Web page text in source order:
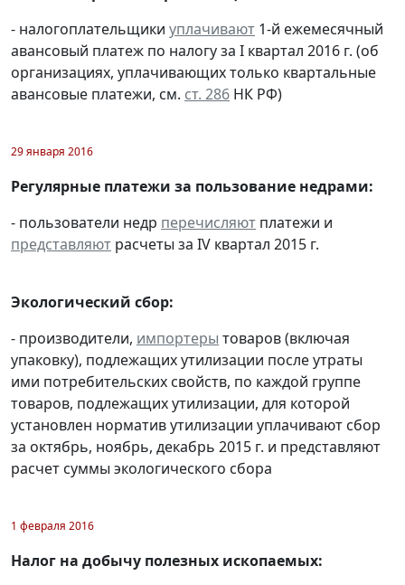
- налогоплательщики уплачивают 1-й ежемесячный
авансовый платеж по налогу за I квартал 2016 г. (об
организациях, уплачивающих только квартальные
авансовые платежи, см. ст. 286 НК РФ)
29 января 2016
Регулярные платежи за пользование недрами:
- пользователи недр перечисляют платежи и
представляют расчеты за IV квартал 2015 г.
Экологический сбор:
- производители, импортеры товаров (включая
упаковку), подлежащих утилизации после утраты
ими потребительских свойств, по каждой группе
товаров, подлежащих утилизации, для которой
установлен норматив утилизации уплачивают сбор
за октябрь, ноябрь, декабрь 2015 г. и представляют
расчет суммы экологического сбора
1 февраля 2016
Налог на добычу полезных ископаемых: